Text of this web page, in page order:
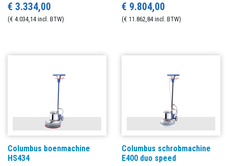
€ 3.334,00
(€ 4.034,14 incl. BTW)
€ 9.804,00
(€ 11.862,84 incl. BTW)
Columbus boenmachine
HS434
Columbus schrobmachine
E400 duo speed